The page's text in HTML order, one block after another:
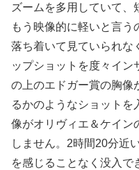
ズームを多用していて、
もう映像的に軽いと言
落ち着いて見ていられな
ップショットを度々イン
の上のエドガー賞の胸像
るかのようなショットを
像がオリヴィエ＆ケイン
しません。2時間20分近
を感じることなく没入で